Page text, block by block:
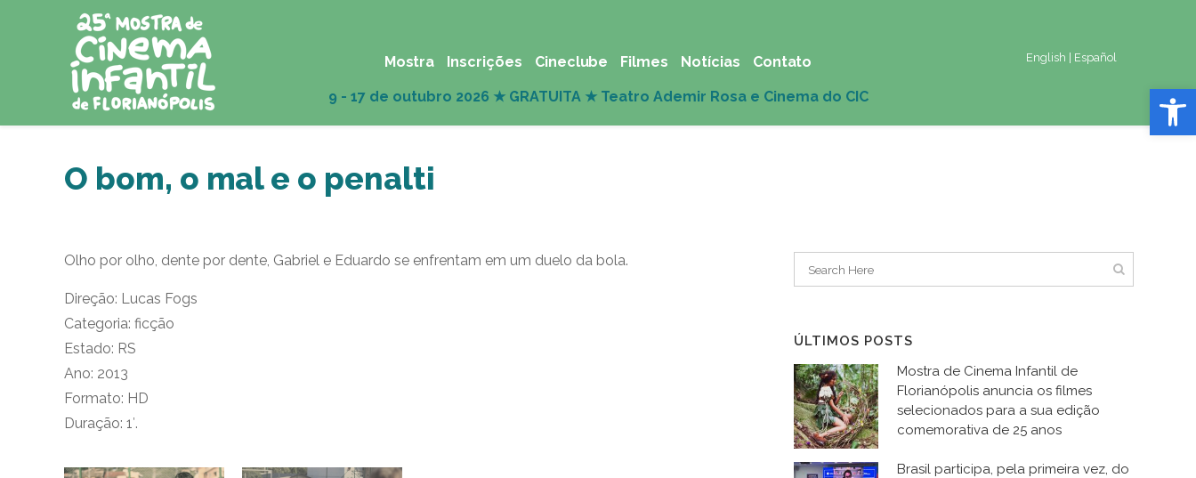
Abrir
English Español
Mostra Inscrições Cineclube Filmes Notícias Contato
O bom, o mal e o penalti
Olho por olho, dente por dente, Gabriel e Eduardo se enfrentam em um duelo da bola.
Direção: Lucas Fogs
Categoria: ficção
Estado: RS
Ano: 2013
Formato: HD
Duração: 1′.
ÚLTIMOS POSTS
Mostra de Cinema Infantil de
Florianópolis anuncia os filmes
selecionados para a sua edição
comemorativa de 25 anos
Brasil participa, pela primeira vez, do